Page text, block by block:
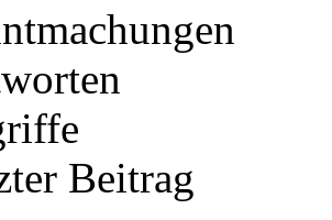
Beitrag